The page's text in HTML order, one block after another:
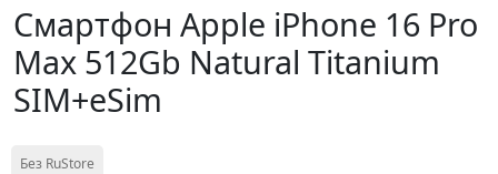
Смартфон Apple iPhone 16 Pro
Max 512Gb Natural Titanium
SIM+eSim
Без RuStore